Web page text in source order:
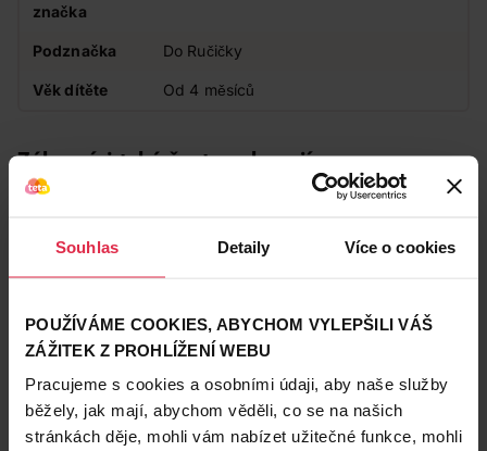
Souhlas Detaily Více o cookies
POUŽÍVÁME COOKIES, ABYCHOM VYLEPŠILI VÁŠ
ZÁŽITEK Z PROHLÍŽENÍ WEBU
Pracujeme s cookies a osobními údaji, aby naše služby
běžely, jak mají, abychom věděli, co se na našich
stránkách děje, mohli vám nabízet užitečné funkce, mohli
značka
Podznačka Do Ručičky
Věk dítěte Od 4 měsíců
Zákazníci také často nakupují